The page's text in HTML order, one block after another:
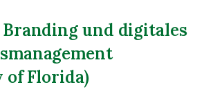
und digitales
Florida)